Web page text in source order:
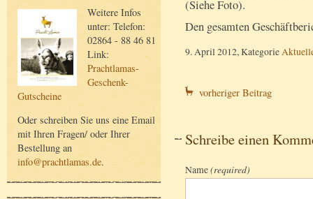
Weitere Infos
unter: Telefon:
02864 - 88 46 81
Link:
Prachtlamas-
Geschenk-
Gutscheine
Oder schreiben Sie uns eine Email
mit Ihren Fragen/ oder Ihrer
Bestellung an
info@prachtlamas.de.
(Siehe Foto).
Den gesamten
9. April 2012, Kategorie
vorheriger Beitrag
Schreibe einen
Name(required)